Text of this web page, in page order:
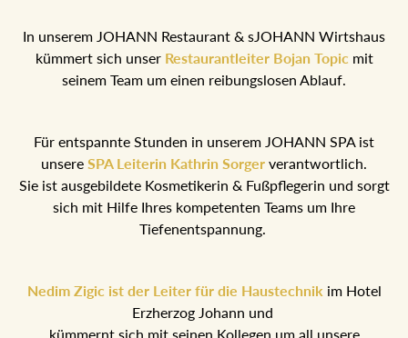
In unserem JOHANN Restaurant & sJOHANN Wirtshaus
kümmert sich unserRestaurantleiter Bojan Topicmit
seinem Team um einen reibungslosen Ablauf.
Für entspannte Stunden in unserem JOHANN SPA ist
unsereSPA Leiterin Kathrin Sorgerverantwortlich.
Sie ist ausgebildete Kosmetikerin & Fußpflegerin und sorgt
sich mit Hilfe Ihres kompetenten Teams um Ihre
Tiefenentspannung.
Nedim Zigic ist der Leiter für die Haustechnikim Hotel
Erzherzog Johann und